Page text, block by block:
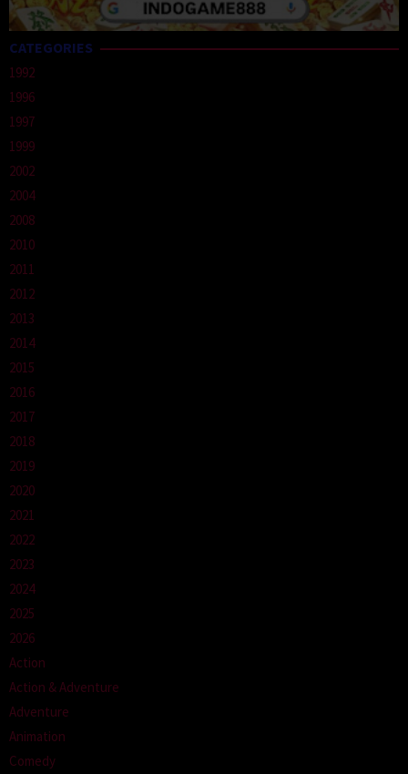
CATEGORIES
1992
1996
1997
1999
2002
2004
2008
2010
2011
2012
2013
2014
2015
2016
2017
2018
2019
2020
2021
2022
2023
2024
2025
2026
Action
Action & Adventure
Adventure
Animation
Comedy